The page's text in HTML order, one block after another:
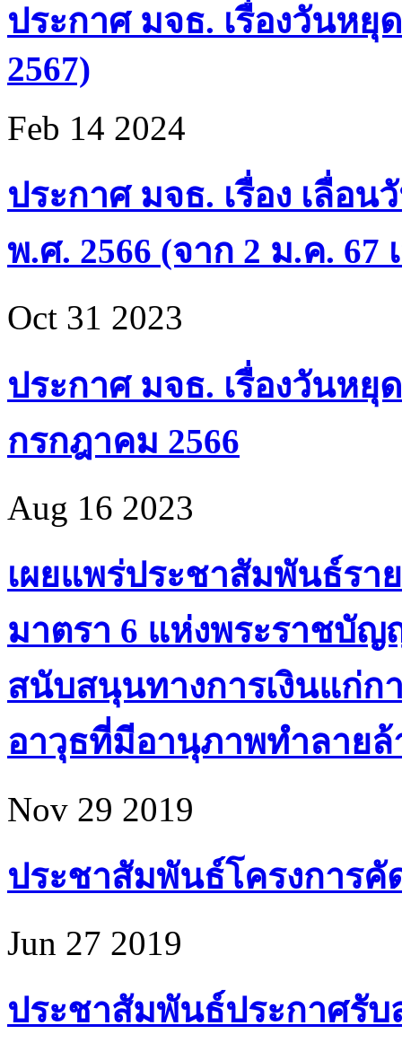
ประกาศ มจธ. เรื่องวันหยุ
2567)
Feb 14 2024
ประกาศ มจธ. เรื่อง เลื่อ
พ.ศ. 2566 (จาก 2 ม.ค. 67
Oct 31 2023
ประกาศ มจธ. เรื่องวันหยุ
กรกฎาคม 2566
Aug 16 2023
เผยแพร่ประชาสัมพันธ์ร
มาตรา 6 แห่งพระราชบั
สนับสนุนทางการเงินแก่ก
อาวุธที่มีอานุภาพทำลายล้
Nov 29 2019
ประชาสัมพันธ์โครงการคั
Jun 27 2019
ประชาสัมพันธ์ประกาศรั